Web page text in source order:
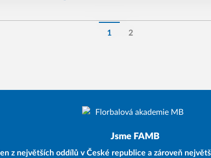
1 2
Jsme FAMB
z největších oddílů v České republice a zároveň